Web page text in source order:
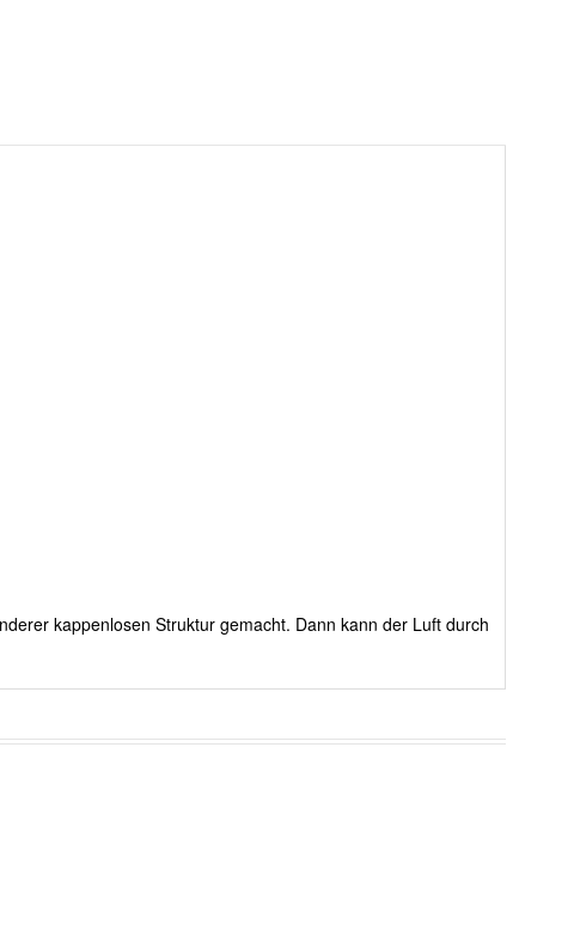
kappenlosen Struktur gemacht. Dann kann der Luft durch